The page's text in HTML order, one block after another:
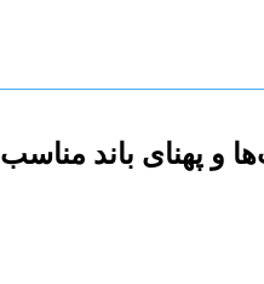
و پهنای باند مناسب